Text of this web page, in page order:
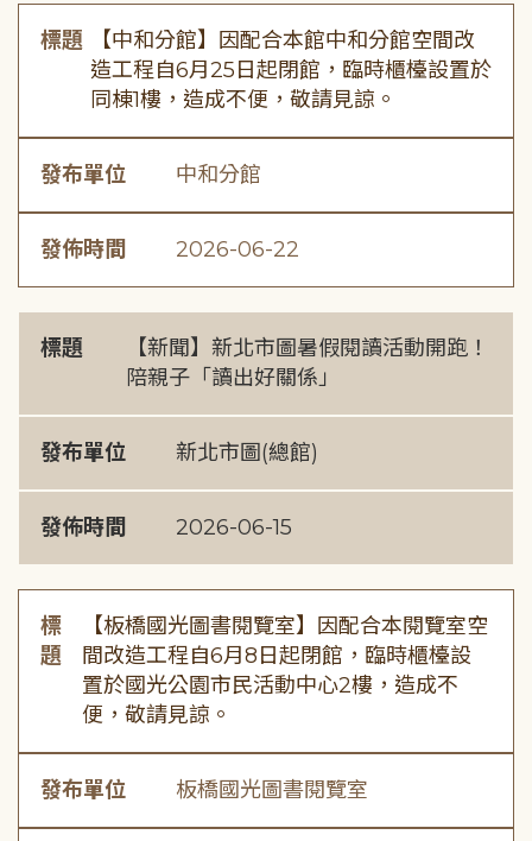
標題
【中和分館】因配合本館中和分館空間改
造工程自6月25日起閉館，臨時櫃檯設置於
同棟1樓，造成不便，敬請見諒。
發布單位 中和分館
發佈時間 2026-06-22
標題
【新聞】新北市圖暑假閱讀活動開跑！
陪親子「讀出好關係」
發布單位 新北市圖(總館)
發佈時間 2026-06-15
標
題
【板橋國光圖書閱覽室】因配合本閱覽室空
間改造工程自6月8日起閉館，臨時櫃檯設
置於國光公園市民活動中心2樓，造成不
便，敬請見諒。
發布單位 板橋國光圖書閱覽室